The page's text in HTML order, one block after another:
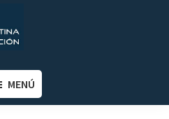
MENÚ